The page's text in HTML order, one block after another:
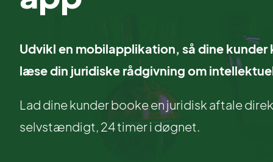
Udvikl en mobilapplikation, så dine
læse din juridiske rådgivning om
Lad dine kunder booke en juridisk aftale
selvstændigt, 24 timer i døgnet.